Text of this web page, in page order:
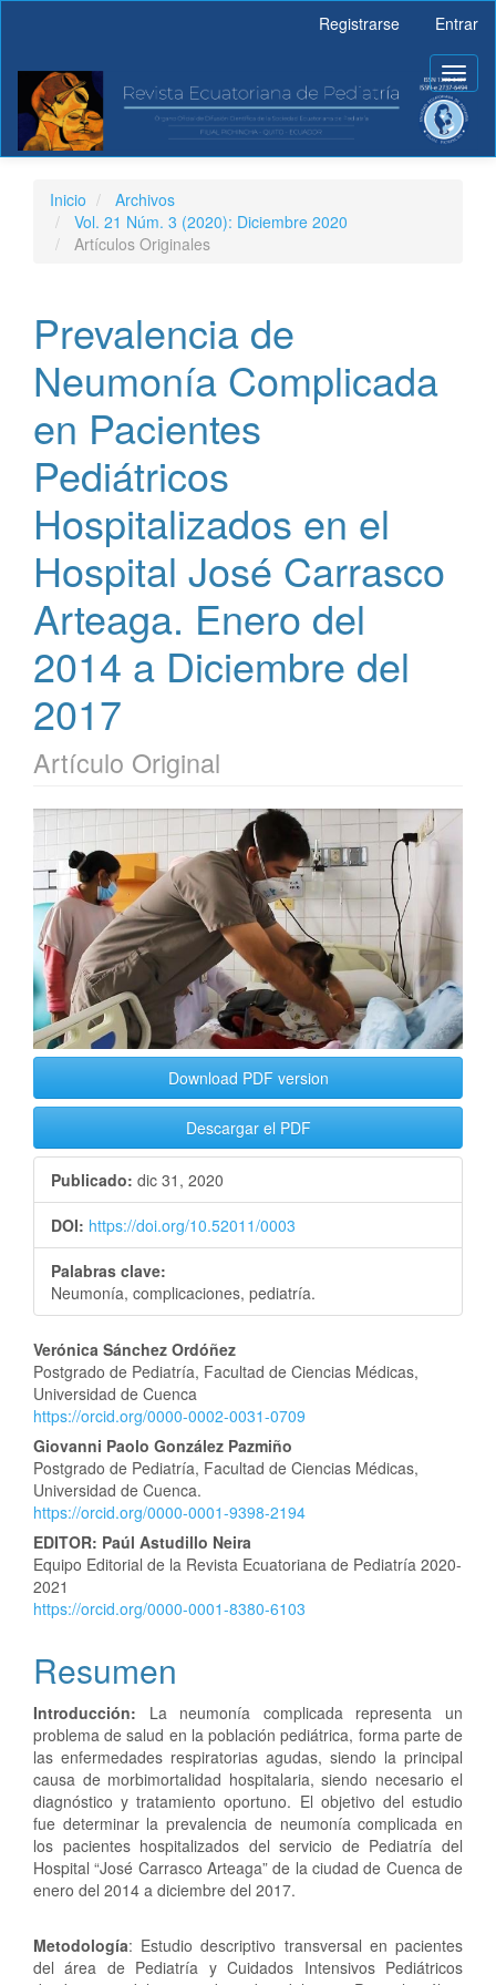
principal
Barra
lateral
Registrarse Entrar
Inicio
Archivos
Vol. 21 Núm. 3 (2020): Diciembre 2020
Artículos Originales
Prevalencia de
Neumonía Complicada
en Pacientes
Pediátricos
Hospitalizados en el
Hospital José Carrasco
Arteaga. Enero del
2014 a Diciembre del
2017
Artículo Original
Barra
lateral
del
artículo
Download PDF version
Descargar el PDF
Publicado: dic 31, 2020
DOI: https://doi.org/10.52011/0003
Palabras clave:
Neumonía, complicaciones, pediatría.
Contenido
principal
del
artículo
Verónica Sánchez Ordóñez
Postgrado de Pediatría, Facultad de Ciencias Médicas,
Universidad de Cuenca
https://orcid.org/0000-0002-0031-0709
Giovanni Paolo González Pazmiño
Postgrado de Pediatría, Facultad de Ciencias Médicas,
Universidad de Cuenca.
https://orcid.org/0000-0001-9398-2194
EDITOR: Paúl Astudillo Neira
Equipo Editorial de la Revista Ecuatoriana de Pediatría 2020-
2021
https://orcid.org/0000-0001-8380-6103
Resumen
Introducción: La neumonía complicada representa un
problema de salud en la población pediátrica, forma parte de
las enfermedades respiratorias agudas, siendo la principal
causa de morbimortalidad hospitalaria, siendo necesario el
diagnóstico y tratamiento oportuno. El objetivo del estudio
fue determinar la prevalencia de neumonía complicada en
los pacientes hospitalizados del servicio de Pediatría del
Hospital “José Carrasco Arteaga” de la ciudad de Cuenca de
enero del 2014 a diciembre del 2017.
Metodología: Estudio descriptivo transversal en pacientes
del área de Pediatría y Cuidados Intensivos Pediátricos